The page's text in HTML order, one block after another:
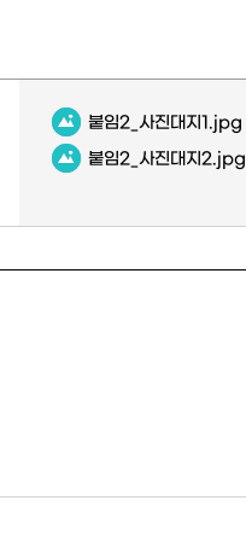
붙임2_사진대지1.jpg
붙임2_사진대지2.jpg